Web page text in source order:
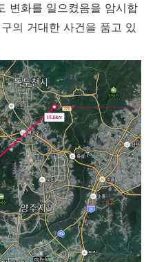
변화를 일으켰음을 암시합
의 거대한 사건을 품고 있